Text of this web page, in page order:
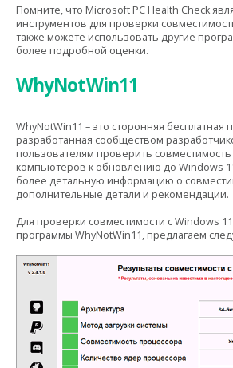
Помните, что Microsoft PC Health Check
инструментов для проверки
также можете использовать другие
более подробной оценки.
WhyNotWin11
WhyNotWin11 – это сторонняя бесплатная
разработанная сообществом
пользователям проверить совместимость
компьютеров к обновлению до Windows
более детальную информацию о
дополнительные детали и рекомендации.
Для проверки совместимости с Windows
программы WhyNotWin11, предлагаем